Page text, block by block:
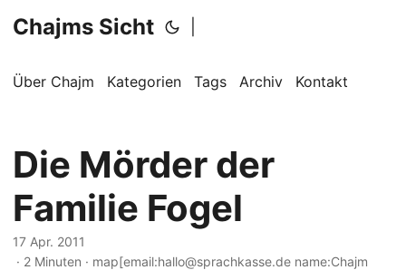
Chajms Sicht
Über Chajm Kategorien Tags Archiv Kontakt
Die Mörder der
Familie Fogel
17 Apr. 2011
· 2 Minuten · map[email:hallo@sprachkasse.de name:Chajm